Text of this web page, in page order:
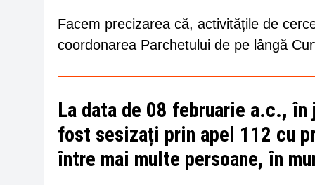
Facem precizarea că, activitățile de
coordonarea Parchetului de pe lângă
La data de 08 februarie a.c.,
fost sesizați prin apel 112 cu
între mai multe persoane, în